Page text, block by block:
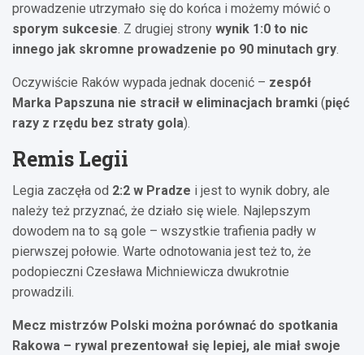
prowadzenie utrzymało się do końca i możemy mówić o
sporym sukcesie. Z drugiej strony wynik 1:0 to nic
innego jak skromne prowadzenie po 90 minutach gry.
Oczywiście Raków wypada jednak docenić – zespół
Marka Papszuna nie stracił w eliminacjach bramki (pięć
razy z rzędu bez straty gola).
Remis Legii
Legia zaczęła od 2:2 w Pradze i jest to wynik dobry, ale
należy też przyznać, że działo się wiele. Najlepszym
dowodem na to są gole – wszystkie trafienia padły w
pierwszej połowie. Warte odnotowania jest też to, że
podopieczni Czesława Michniewicza dwukrotnie
prowadzili.
Mecz mistrzów Polski można porównać do spotkania
Rakowa – rywal prezentował się lepiej, ale miał swoje